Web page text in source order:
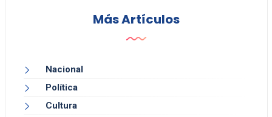
Más Artículos
Nacional
Política
Cultura